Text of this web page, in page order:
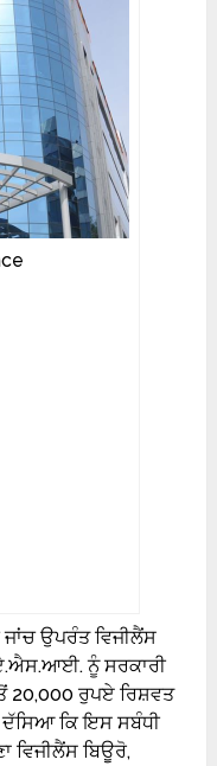
ਉਪਰੰਤ ਵਿਜੀਲੈਂਸ
ਨੂੰ ਸਰਕਾਰੀ
20,000 ਰੁਪਏ ਰਿਸ਼ਵਤ
ਕਿ ਇਸ ਸਬੰਧੀ
ਵਿਜੀਲੈਂਸ ਬਿਊਰੋ,